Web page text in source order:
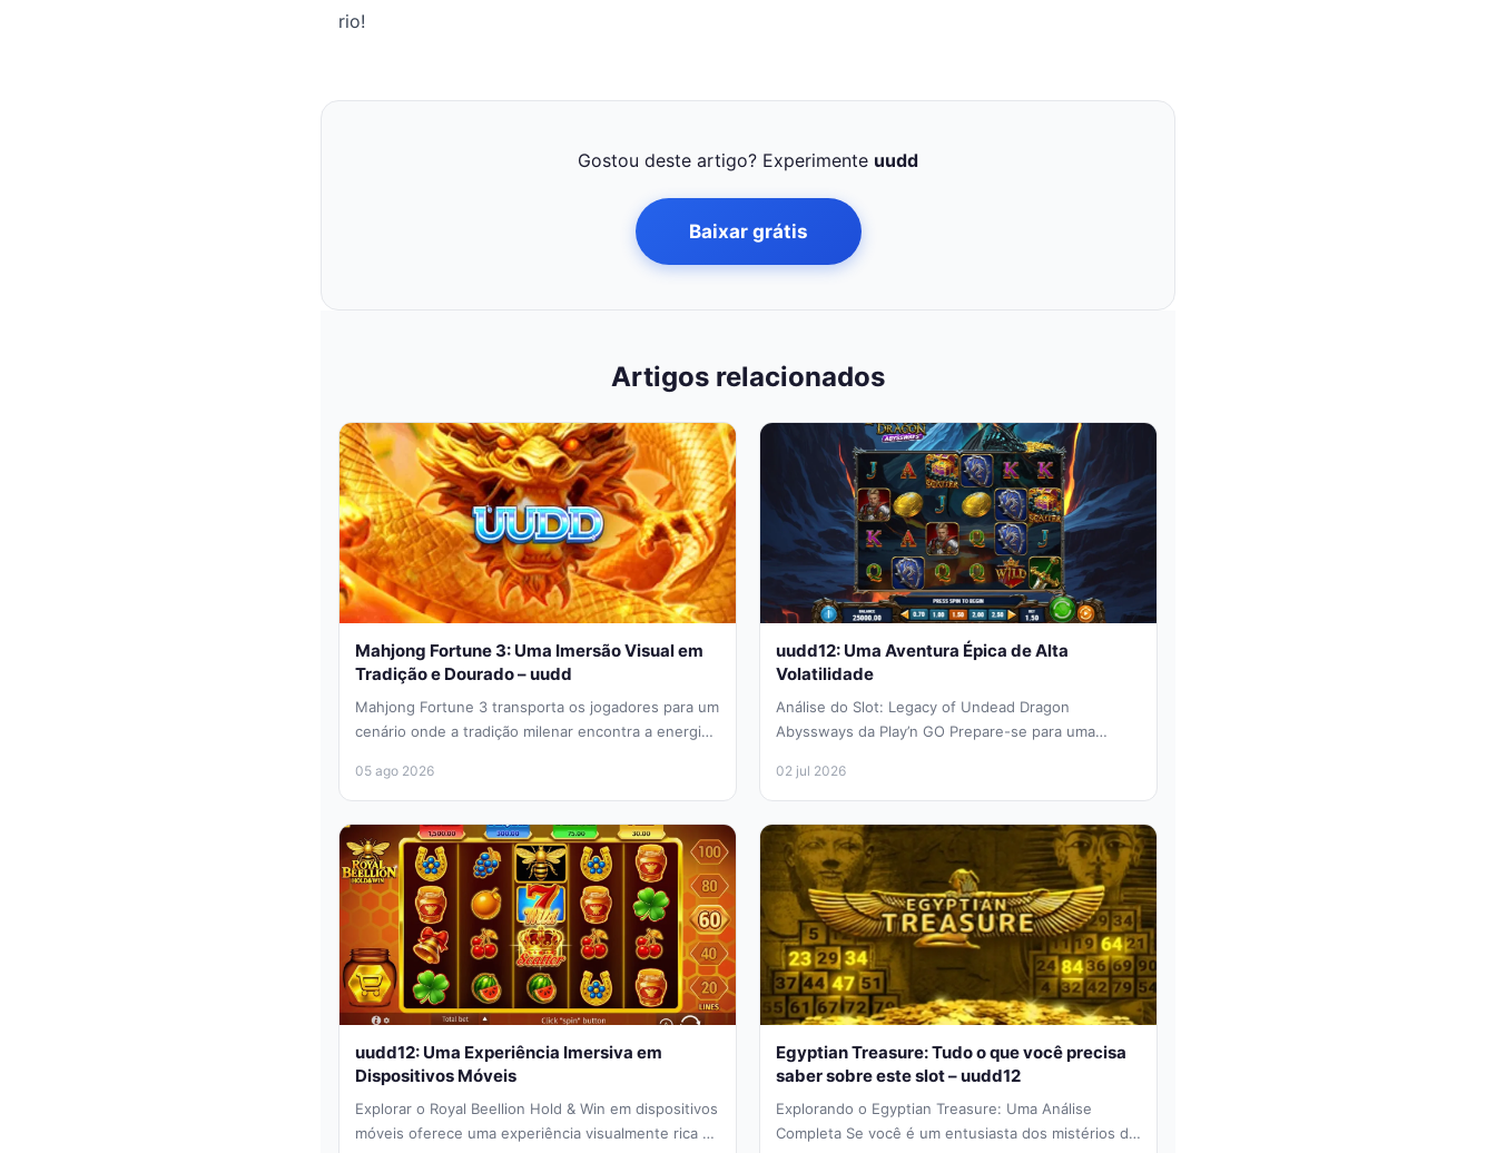
rio!
Gostou deste artigo? Experimente uudd
Baixar grátis
Artigos relacionados
Mahjong Fortune 3: Uma Imersão Visual em
Tradição e Dourado – uudd
Mahjong Fortune 3 transporta os jogadores para um
cenário onde a tradição milenar encontra a energia
05 ago 2026
uudd12: Uma Aventura Épica de Alta
Volatilidade
Análise do Slot: Legacy of Undead Dragon
Abyssways da Play’n GO Prepare-se para uma
02 jul 2026
uudd12: Uma Experiência Imersiva em
Dispositivos Móveis
Explorar o Royal Beellion Hold & Win em dispositivos
móveis oferece uma experiência visualmente rica e
Egyptian Treasure: Tudo o que você precisa
saber sobre este slot – uudd12
Explorando o Egyptian Treasure: Uma Análise
Completa Se você é um entusiasta dos mistérios do